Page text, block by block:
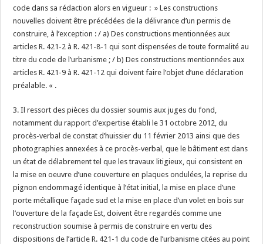
code dans sa rédaction alors en vigueur : » Les constructions
nouvelles doivent être précédées de la délivrance d’un permis de
construire, à l’exception : / a) Des constructions mentionnées aux
articles R. 421-2 à R. 421-8-1 qui sont dispensées de toute formalité au
titre du code de l’urbanisme ; / b) Des constructions mentionnées aux
articles R. 421-9 à R. 421-12 qui doivent faire l’objet d’une déclaration
préalable. « .
3. Il ressort des pièces du dossier soumis aux juges du fond,
notamment du rapport d’expertise établi le 31 octobre 2012, du
procès-verbal de constat d’huissier du 11 février 2013 ainsi que des
photographies annexées à ce procès-verbal, que le bâtiment est dans
un état de délabrement tel que les travaux litigieux, qui consistent en
la mise en oeuvre d’une couverture en plaques ondulées, la reprise du
pignon endommagé identique à l’état initial, la mise en place d’une
porte métallique façade sud et la mise en place d’un volet en bois sur
l’ouverture de la façade Est, doivent être regardés comme une
reconstruction soumise à permis de construire en vertu des
dispositions de l’article R. 421-1 du code de l’urbanisme citées au point